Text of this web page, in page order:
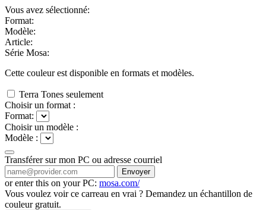
Vous avez sélectionné:
Format:
Modèle:
Article:
Série Mosa:
Cette couleur est disponible en formats et modèles.
Terra Tones seulement
Choisir un format :
Format:
Choisir un modèle :
Modèle :
Transférer sur mon PC ou adresse courriel
Envoyer
or enter this on your PC: mosa.com/
Vous voulez voir ce carreau en vrai ? Demandez un échantillon de
couleur gratuit.